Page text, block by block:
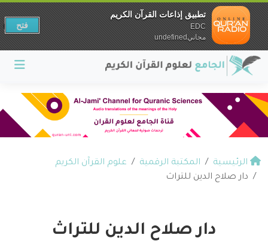
الرئيسية المكتبة الرقمية
علوم القرآن الكريم
دار صلاح الدين للتراث
دار صلاح الدين للتراث
تطبيق إذاعات القرآن الكريم
EDC
مجانيundefined
فتح